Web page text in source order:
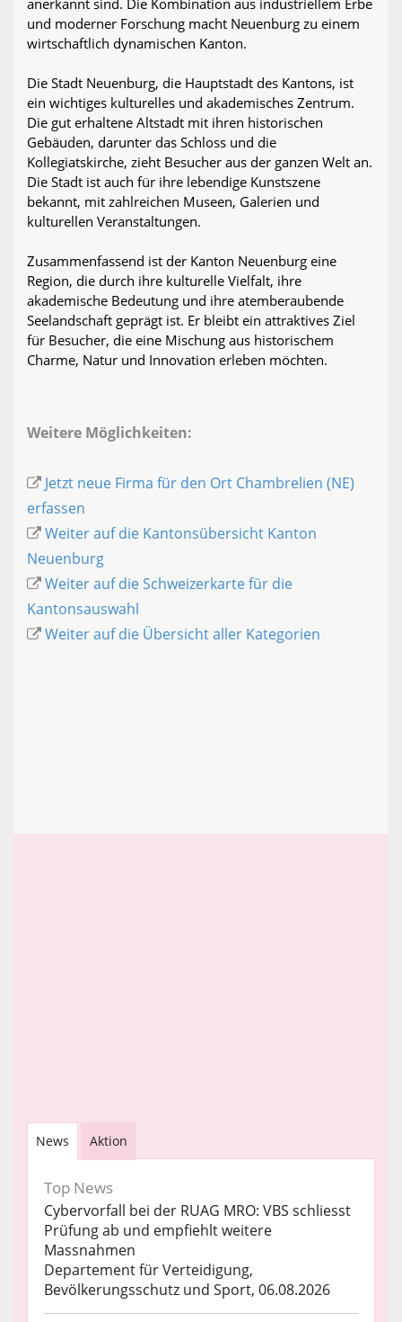
anerkannt sind. Die Kombination aus industriellem Erbe
und moderner Forschung macht Neuenburg zu einem
wirtschaftlich dynamischen Kanton.
Die Stadt Neuenburg, die Hauptstadt des Kantons, ist
ein wichtiges kulturelles und akademisches Zentrum.
Die gut erhaltene Altstadt mit ihren historischen
Gebäuden, darunter das Schloss und die
Kollegiatskirche, zieht Besucher aus der ganzen Welt an.
Die Stadt ist auch für ihre lebendige Kunstszene
bekannt, mit zahlreichen Museen, Galerien und
kulturellen Veranstaltungen.
Zusammenfassend ist der Kanton Neuenburg eine
Region, die durch ihre kulturelle Vielfalt, ihre
akademische Bedeutung und ihre atemberaubende
Seelandschaft geprägt ist. Er bleibt ein attraktives Ziel
für Besucher, die eine Mischung aus historischem
Charme, Natur und Innovation erleben möchten.
Weitere Möglichkeiten:
Jetzt neue Firma für den Ort Chambrelien (NE)
erfassen
Weiter auf die Kantonsübersicht Kanton
Neuenburg
Weiter auf die Schweizerkarte für die
Kantonsauswahl
Weiter auf die Übersicht aller Kategorien
News Aktion
Top News
Cybervorfall bei der RUAG MRO: VBS schliesst
Prüfung ab und empfiehlt weitere
Massnahmen
Departement für Verteidigung,
Bevölkerungsschutz und Sport, 06.08.2026